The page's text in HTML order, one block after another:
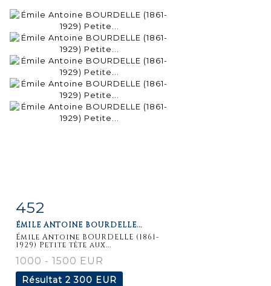
Fiche
détaillée
452
ÉMILE ANTOINE BOURDELLE...
Émile Antoine BOURDELLE (1861-
1929) Petite tête aux...
1000 - 1500 EUR
Résultat 2 300 EUR